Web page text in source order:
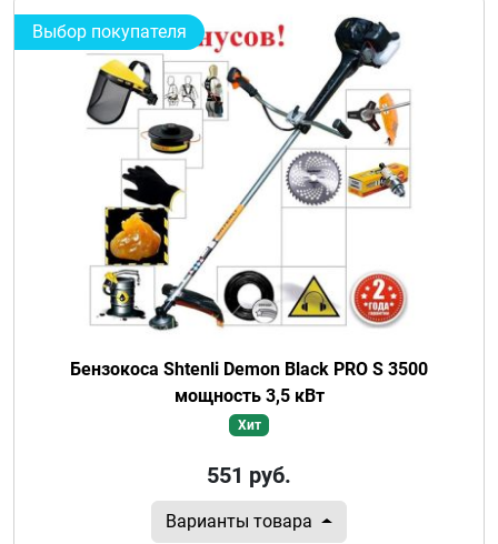
Выбор покупателя
Бензокоса Shtenli Demon Black PRO S 3500
мощность 3,5 кВт
Хит
551 руб.
Варианты товара